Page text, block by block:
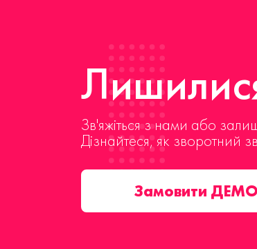
Зв'яжіться з нами або
Дізнайтеся, як зворотний
Замовити ДЕМО